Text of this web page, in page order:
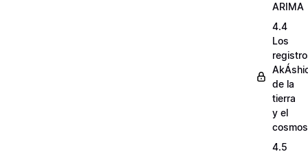
ARIMA
4.4
Los
de la
tierra
y el
cosmos
4.5